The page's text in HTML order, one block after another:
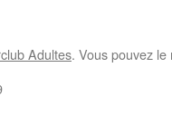
Adultes. Vous pouvez